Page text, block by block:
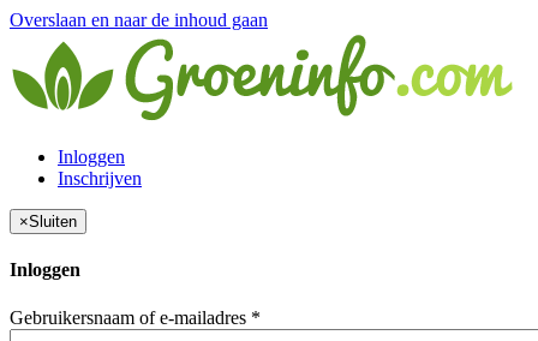
Overslaan en naar de inhoud gaan
Inloggen
Inschrijven
×Sluiten
Inloggen
Gebruikersnaam of e-mailadres *